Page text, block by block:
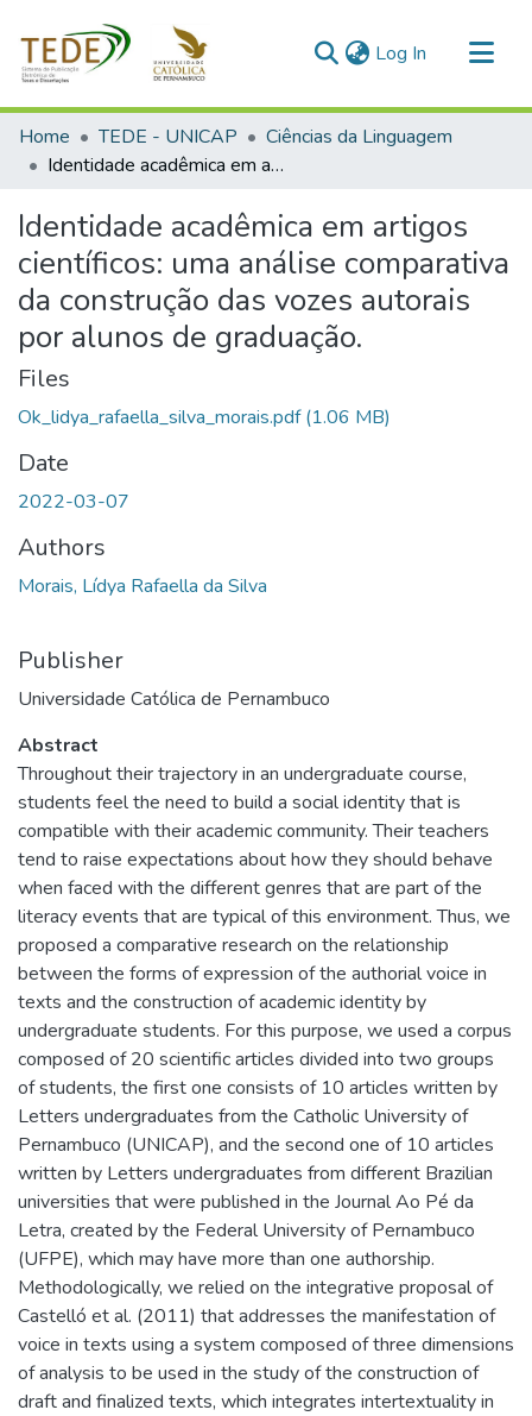
Log In (current)
Communities & Collections
All of DSpace
Home TEDE - UNICAP
Ciências da Linguagem
Identidade acadêmica em artigos científicos: uma análise comparativa da construção das vozes autorais por alunos de graduação.
Identidade acadêmica em artigos
científicos: uma análise comparativa
da construção das vozes autorais
por alunos de graduação.
Files
Ok_lidya_rafaella_silva_morais.pdf(1.06 MB)
Date
2022-03-07
Authors
Morais, Lídya Rafaella da Silva
Publisher
Universidade Católica de Pernambuco
Abstract
Throughout their trajectory in an undergraduate course,
students feel the need to build a social identity that is
compatible with their academic community. Their teachers
tend to raise expectations about how they should behave
when faced with the different genres that are part of the
literacy events that are typical of this environment. Thus, we
proposed a comparative research on the relationship
between the forms of expression of the authorial voice in
texts and the construction of academic identity by
undergraduate students. For this purpose, we used a corpus
composed of 20 scientific articles divided into two groups
of students, the first one consists of 10 articles written by
Letters undergraduates from the Catholic University of
Pernambuco (UNICAP), and the second one of 10 articles
written by Letters undergraduates from different Brazilian
universities that were published in the Journal Ao Pé da
Letra, created by the Federal University of Pernambuco
(UFPE), which may have more than one authorship.
Methodologically, we relied on the integrative proposal of
Castelló et al. (2011) that addresses the manifestation of
voice in texts using a system composed of three dimensions
of analysis to be used in the study of the construction of
draft and finalized texts, which integrates intertextuality in